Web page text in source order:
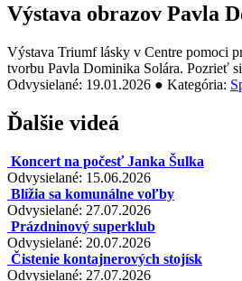
Výstava obrazov Pavla
Výstava Triumf lásky v Centre pomoci
tvorbu Pavla Dominika Solára. Pozrieť
Odvysielané: 19.01.2026 ● Kategória:
Ďalšie videá
Koncert na počesť Janka Šulka
Odvysielané: 15.06.2026
Blížia sa komunálne voľby
Odvysielané: 27.07.2026
Prázdninový superklub
Odvysielané: 20.07.2026
Čistenie kontajnerových stojísk
Odvysielané: 27.07.2026